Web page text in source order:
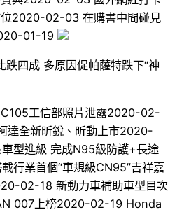
位2020-02-03 在購書中間碰見
01-19
跌四成 多原因促帕薩特跌下“神
工信部照片泄露2020-02-
達全新昕銳、昕動上市2020-
型進級 完成N95級防護+長途
行業首個“車規級CN95”吉祥嘉
02-18 新動力車補助車型目次
007上榜2020-02-19 Honda